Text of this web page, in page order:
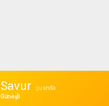
Savur
şu anda
Güneşli